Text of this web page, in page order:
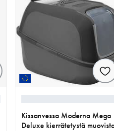
Kissanvessa Moderna Mega
Deluxe kierrätetystä